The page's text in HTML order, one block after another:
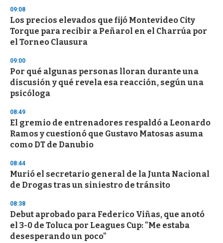
s
09:08
Los precios elevados que fijó Montevideo City
Torque para recibir a Peñarol en el Charrúa por
el Torneo Clausura
09:00
Por qué algunas personas lloran durante una
discusión y qué revela esa reacción, según una
psicóloga
08:49
El gremio de entrenadores respaldó a Leonardo
Ramos y cuestionó que Gustavo Matosas asuma
como DT de Danubio
08:44
Murió el secretario general de la Junta Nacional
de Drogas tras un siniestro de tránsito
08:38
Debut aprobado para Federico Viñas, que anotó
el 3-0 de Toluca por Leagues Cup: "Me estaba
desesperando un poco"